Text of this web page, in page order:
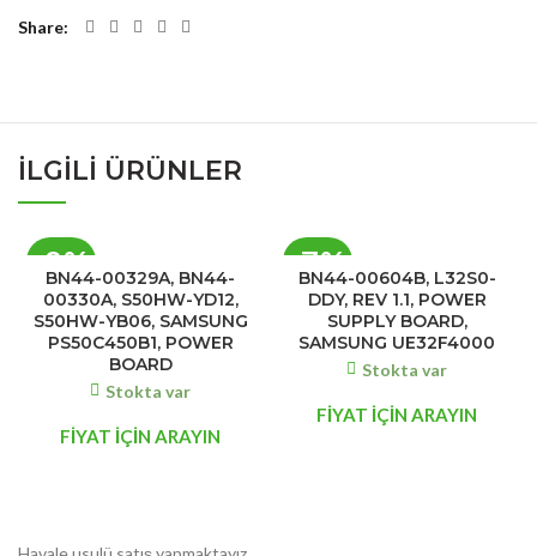
Share
İLGILI ÜRÜNLER
-8%
BN44-00329A, BN44-
00330A, S50HW-YD12,
S50HW-YB06, SAMSUNG
PS50C450B1, POWER
BOARD
FİYAT İÇİN ARAYIN
Stokta var
-7%
BN44-00604B, L32S0-
DDY, REV 1.1, POWER
SUPPLY BOARD,
SAMSUNG UE32F4000
FİYAT İÇİN ARAYIN
Stokta var